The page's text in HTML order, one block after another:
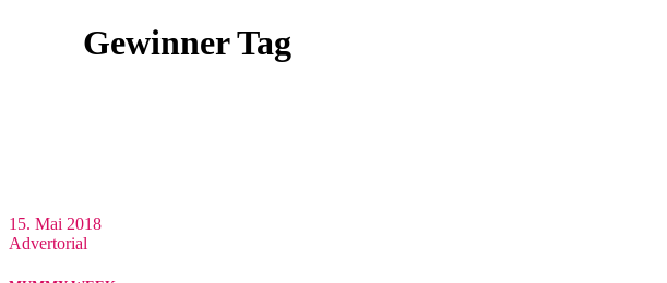
Gewinner Tag
15. Mai 2018
Advertorial